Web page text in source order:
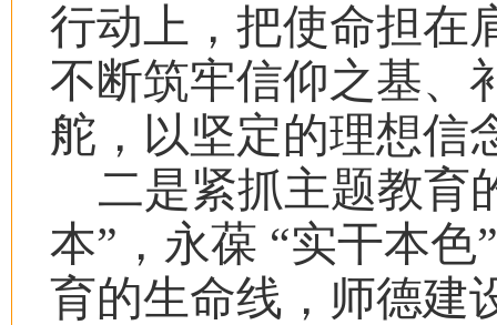
行动上，把使命担在
不断筑牢信仰之基、
舵，以坚定的理想信
二是紧抓主题教育
本”，永葆 “实干本色
育的生命线，师德建